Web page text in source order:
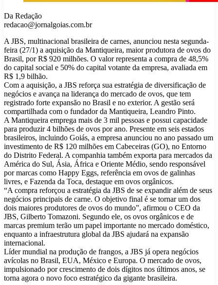
Da Redação
redacao@jornalgoias.com.br
A JBS, multinacional brasileira de carnes, anunciou nesta segunda-
feira (27/1) a aquisição da Mantiqueira, maior produtora de ovos do
Brasil, por R$ 920 milhões. O valor representa a compra de 48,5%
do capital social e 50% do capital votante da empresa, avaliada em
R$ 1,9 bilhão.
Com a aquisição, a JBS reforça sua estratégia de diversificação de
negócios e avança na liderança do mercado de ovos, que tem
registrado forte expansão no Brasil e no exterior. A gestão será
compartilhada com o fundador da Mantiqueira, Leandro Pinto.
A Mantiqueira emprega mais de 3 mil pessoas e possui capacidade
para produzir 4 bilhões de ovos por ano. Presente em seis estados
brasileiros, incluindo Goiás, a empresa anunciou no ano passado um
investimento de R$ 120 milhões em Cabeceiras (GO), no Entorno
do Distrito Federal. A companhia também exporta para mercados da
América do Sul, Ásia, África e Oriente Médio, sendo responsável
por marcas como Happy Eggs, referência em ovos de galinhas
livres, e Fazenda da Toca, destaque em ovos orgânicos.
“A compra reforçou a estratégia da JBS de se expandir além de seus
negócios principais de carne. O objetivo final é se tornar um dos
dois maiores produtores de ovos do mundo”, afirmou o CEO da
JBS, Gilberto Tomazoni. Segundo ele, os ovos orgânicos e de
marcas premium terão um papel importante no mercado doméstico,
enquanto a infraestrutura global da JBS ajudará na expansão
internacional.
Líder mundial na produção de frangos, a JBS já opera negócios
avícolas no Brasil, EUA, México e Europa. O mercado de ovos,
impulsionado por crescimento de dois dígitos nos últimos anos, se
torna agora o novo foco estratégico da gigante brasileira.